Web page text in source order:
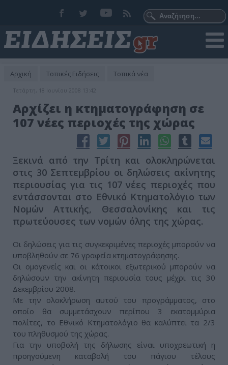
Αρχική Τοπικές Ειδήσεις Τοπικά νέα
Τετάρτη, 18 Ιουνίου 2008 13:42
Αρχίζει η κτηματογράφηση σε
107 νέες περιοχές της χώρας
Ξεκινά από την Τρίτη και ολοκληρώνεται
στις 30 Σεπτεμβρίου οι δηλώσεις ακίνητης
περιουσίας για τις 107 νέες περιοχές που
εντάσσονται στο Εθνικό Κτηματολόγιο των
Νομών Αττικής, Θεσσαλονίκης και τις
πρωτεύουσες των νομών όλης της χώρας.
Οι δηλώσεις για τις συγκεκριμένες περιοχές μπορούν να
υποβληθούν σε 76 γραφεία κτηματογράφησης.
Οι ομογενείς και οι κάτοικοι εξωτερικού μπορούν να
δηλώσουν την ακίνητη περιουσία τους μέχρι τις 30
Δεκεμβρίου 2008.
Με την ολοκλήρωση αυτού του προγράμματος, στο
οποίο θα συμμετάσχουν περίπου 3 εκατομμύρια
πολίτες, το Εθνικό Κτηματολόγιο θα καλύπτει τα 2/3
του πληθυσμού της χώρας.
Για την υποβολή της δήλωσης είναι υποχρεωτική η
προηγούμενη καταβολή του πάγιου τέλους